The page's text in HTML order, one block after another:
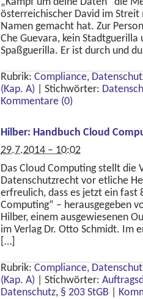
österreichischer David im
Namen gemacht hat. Zur
Che Guevara, kein
Spaßguerilla. Er ist durch und
Rubrik: Compliance,
(Kap. A)
Stichwörter:
Kommentare (0)
Hilber: Handbuch Cloud
29.7.2014 – 10:02
Das Cloud Computing stellt die
Datenschutzrecht vor etliche
erfreulich, dass es jetzt ein fast
Computing“ – herausgegeben
Hilber, einem ausgewiesenen
im Verlag Dr. Otto Schmidt. Im
[…]
Rubrik: Compliance,
(Kap. A)
Stichwörter:
Datenschutz, § 203 StGB